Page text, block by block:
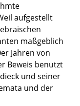
aufgestellt
maßgeblich
Jahren von
Beweis benutzt
und seiner
und der